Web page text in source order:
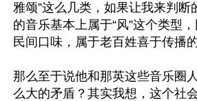
雅颂”这么几类，如果让我来判断
的音乐基本上属于“风”这个类型
民间口味，属于老百姓喜于传播的
那么至于说他和那英这些音乐圈
么大的矛盾？其实我想，这个社